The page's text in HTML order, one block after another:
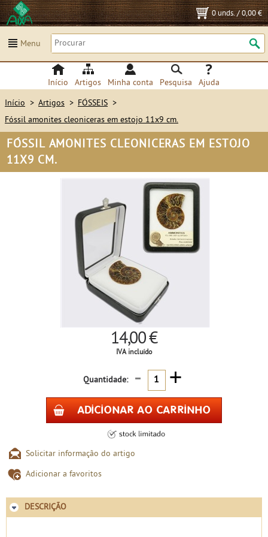
0 unds./0,00 €
Menu
Início Artigos Minha conta Pesquisa Ajuda
Início > Artigos > FÓSSEIS >
Fóssil amonites cleoniceras em estojo 11x9 cm.
FÓSSIL AMONITES CLEONICERAS EM ESTOJO
11X9 CM.
14,00 €
IVA incluído
Quantidade: - +
Solicitar informação do artigo
Adicionar a favoritos
DESCRIÇÃO